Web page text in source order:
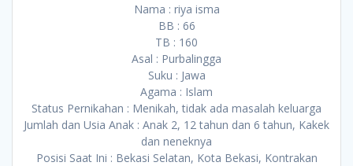
Nama : riya isma
BB : 66
TB : 160
Asal : Purbalingga
Suku : Jawa
Agama : Islam
Status Pernikahan : Menikah, tidak ada masalah keluarga
Jumlah dan Usia Anak : Anak 2, 12 tahun dan 6 tahun, Kakek
dan neneknya
Posisi Saat Ini : Bekasi Selatan, Kota Bekasi, Kontrakan